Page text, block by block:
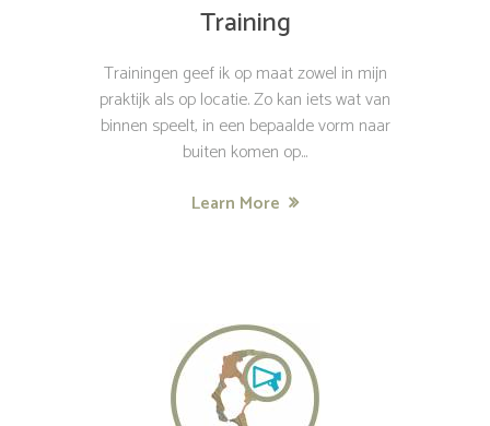
Training
Trainingen geef ik op maat zowel in mijn
praktijk als op locatie. Zo kan iets wat van
binnen speelt, in een bepaalde vorm naar
buiten komen op...
Learn More